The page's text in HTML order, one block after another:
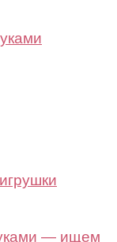
— ищем